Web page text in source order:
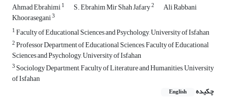
Ahmad Ebrahimi1 S. Ebrahim Mir Shah Jafary2 Ali Rabbani
Khoorasegani3
1Faculty of Educational Sciences and Psychology, University of Isfahan
2Professor Department of Educational Sciences, Faculty of Educational
Sciences and Psychology, University of Isfahan
3 Sociology Department, Faculty of Literature and Humanities, University
of Isfahan
چکیده
English